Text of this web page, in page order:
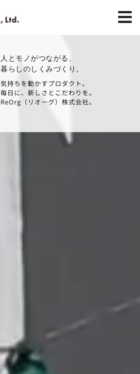
人とモノがつながる、
暮らしのしくみづくり。
気持ちを動かすプロダクト。
毎日に、新しさとこだわりを。
ReOrg（リオーグ）株式会社。